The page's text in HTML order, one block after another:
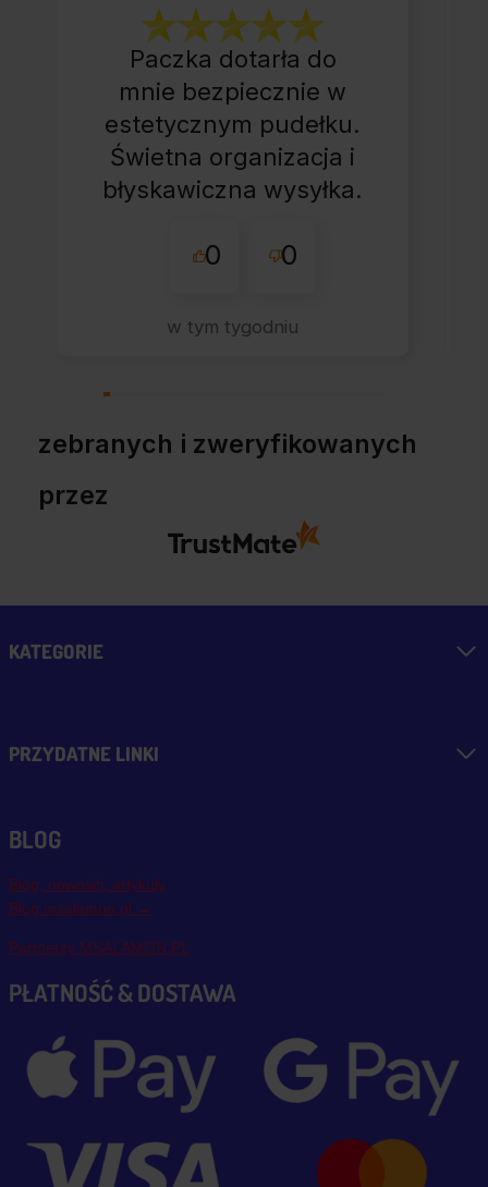
Paczka dotarła do
mnie bezpiecznie w
estetycznym pudełku.
Świetna organizacja i
błyskawiczna wysyłka.
sklepu nie pierwszy
wszystko perfekt.
0 0
w tym tygodniu
zebranych i zweryfikowanych
przez
KATEGORIE
PRZYDATNE LINKI
BLOG
Blog, nowości, artykuły
Blog msalamon.pl →
Partnerzy MSALAMON.PL
PŁATNOŚĆ & DOSTAWA